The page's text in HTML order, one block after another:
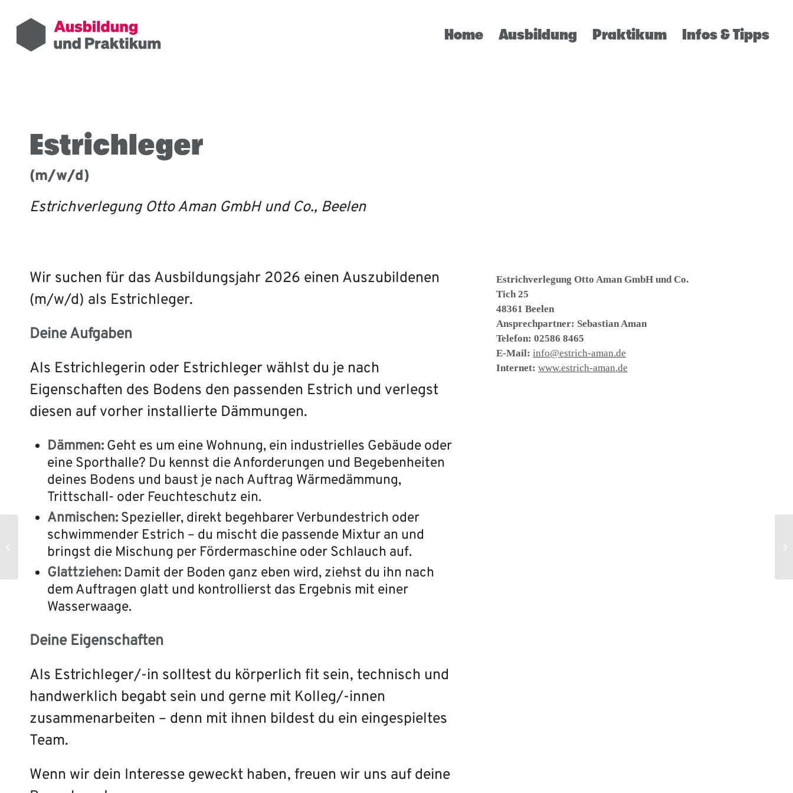
Home Ausbildung Praktikum Infos & Tipps
Estrichleger
(m/w/d)
Estrichverlegung Otto Aman GmbH und Co., Beelen
Wir suchen für das Ausbildungsjahr 2026 einen Auszubildenen
(m/w/d) als Estrichleger.
Deine Aufgaben
Als Estrichlegerin oder Estrichleger wählst du je nach
Eigenschaften des Bodens den passenden Estrich und verlegst
diesen auf vorher installierte Dämmungen.
Dämmen: Geht es um eine Wohnung, ein industrielles Gebäude oder
eine Sporthalle? Du kennst die Anforderungen und Begebenheiten
deines Bodens und baust je nach Auftrag Wärmedämmung,
Trittschall- oder Feuchteschutz ein.
Anmischen: Spezieller, direkt begehbarer Verbundestrich oder
schwimmender Estrich – du mischt die passende Mixtur an und
bringst die Mischung per Fördermaschine oder Schlauch auf.
Glattziehen: Damit der Boden ganz eben wird, ziehst du ihn nach
dem Auftragen glatt und kontrollierst das Ergebnis mit einer
Wasserwaage.
Deine Eigenschaften
Als Estrichleger/-in solltest du körperlich fit sein, technisch und
handwerklich begabt sein und gerne mit Kolleg/-innen
zusammenarbeiten – denn mit ihnen bildest du ein eingespieltes
Team.
Wenn wir dein Interesse geweckt haben, freuen wir uns auf deine
Estrichverlegung Otto Aman GmbH und Co.
Tich 25
48361 Beelen
Ansprechpartner: Sebastian Aman
Telefon: 02586 8465
E-Mail: info@estrich-aman.de
Internet: www.estrich-aman.de
Dachdecker (m/w/d) |
Grond GmbH & Co. KG,
Warendorf